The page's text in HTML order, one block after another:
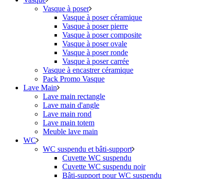
Vasque à poser
Vasque à poser céramique
Vasque à poser pierre
Vasque à poser composite
Vasque à poser ovale
Vasque à poser ronde
Vasque à poser carrée
Vasque à encastrer céramique
Pack Promo Vasque
Lave Main
Lave main rectangle
Lave main d'angle
Lave main rond
Lave main totem
Meuble lave main
WC
WC suspendu et bâti-support
Cuvette WC suspendu
Cuvette WC suspendu noir
Bâti-support pour WC suspendu